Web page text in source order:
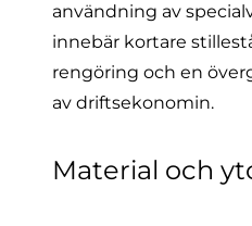
användning av
innebär kortare
rengöring och en
av driftsekonomin.
Material och